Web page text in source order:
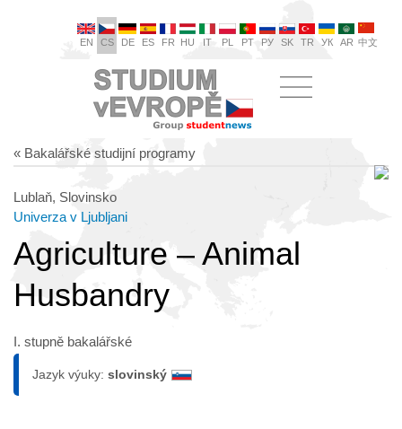
EN CS DE ES FR HU IT PL PT РУ SK TR УК AR 中文
« Bakalářské studijní programy
Lublaň, Slovinsko
Univerza v Ljubljani
Agriculture – Animal
Husbandry
I. stupně bakalářské
Jazyk výuky: slovinský